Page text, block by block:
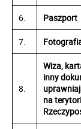
6. Paszport
7.
8.
Wiza,
inny
na